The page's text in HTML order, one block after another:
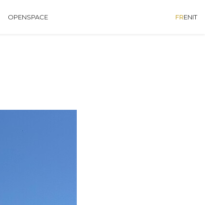
OPENSPACE FRENIT